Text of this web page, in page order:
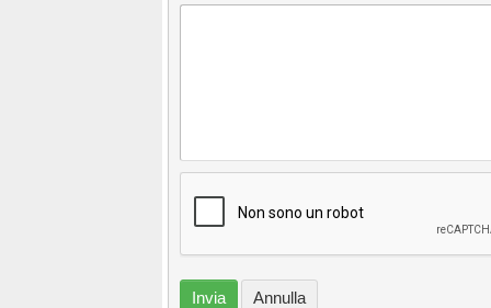
Invia Annulla